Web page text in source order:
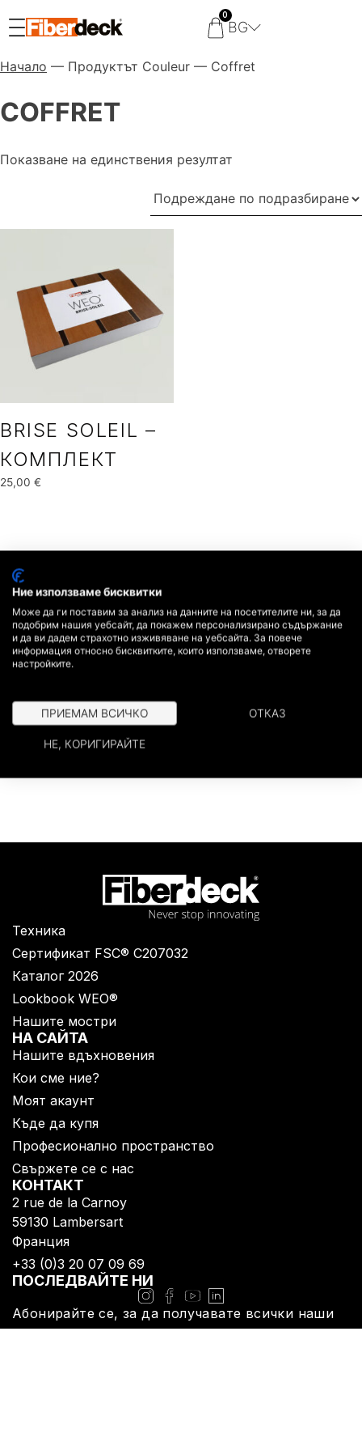
0
BG
Начало — Продуктът Couleur — Coffret
COFFRET
Показване на единствения резултат
BRISE SOLEIL –
КОМПЛЕКТ
25,00 €
Техника
Сертификат FSC® C207032
Каталог 2026
Lookbook WEO®
Нашите мостри
НА САЙТА
Нашите вдъхновения
Кои сме ние?
Моят акаунт
Къде да купя
Професионално пространство
Свържете се с нас
КОНТАКТ
2 rue de la Carnoy
59130 Lambersart​
Франция
+33 (0)3 20 07 09 69​
ПОСЛЕДВАЙТЕ НИ
Абонирайте се, за да получавате всички наши
новини
Ние използваме бисквитки
Може да ги поставим за анализ на данните на посетителите ни, за да
подобрим нашия уебсайт, да покажем персонализирано съдържание
и да ви дадем страхотно изживяване на уебсайта. За повече
информация относно бисквитките, които използваме, отворете
настройките.
ПРИЕМАМ ВСИЧКО ОТКАЗ
НЕ, КОРИГИРАЙТЕ